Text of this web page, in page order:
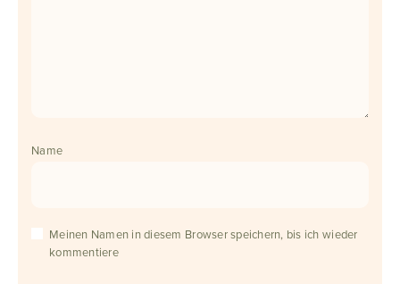
Name
Meinen Namen in diesem Browser speichern, bis ich wieder
kommentiere